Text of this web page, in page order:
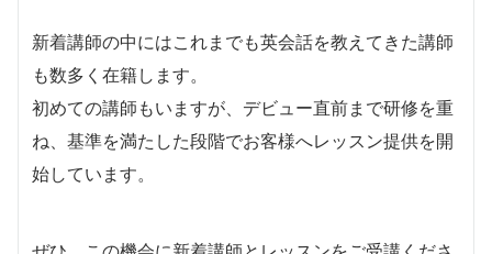
新着講師の中にはこれまでも英会話を教えてきた講師
も数多く在籍します。
​初めての講師もいますが、デビュー直前まで研修を重
ね、基準を満たした段階でお客様へレッスン提供を開
始しています。